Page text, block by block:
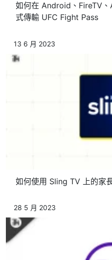
如何在 Android、FireTV
式傳輸 UFC Fight Pass
13 6 月 2023
如何使用 Sling TV 上的家
28 5 月 2023